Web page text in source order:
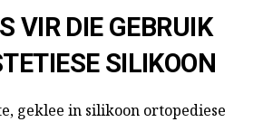
VIR DIE GEBRUIK
SILIKOON
geklee in silikoon ortopediese